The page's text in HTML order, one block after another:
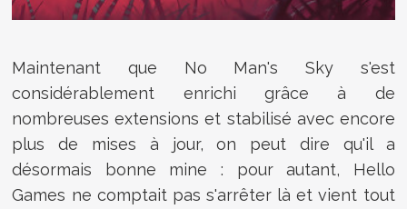
Maintenant que No Man's Sky s'est
considérablement enrichi grâce à de
nombreuses extensions et stabilisé avec encore
plus de mises à jour, on peut dire qu'il a
désormais bonne mine : pour autant, Hello
Games ne comptait pas s'arrêter là et vient tout